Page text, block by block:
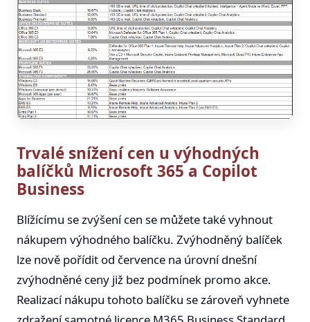
Trvalé snížení cen u výhodných
balíčků Microsoft 365 a Copilot
Business
Blížícímu se zvýšení cen se můžete také vyhnout
nákupem výhodného balíčku. Zvýhodněný balíček
lze nově pořídit od července na úrovní dnešní
zvýhodněné ceny již bez podmínek promo akce.
Realizací nákupu tohoto balíčku se zároveň vyhnete